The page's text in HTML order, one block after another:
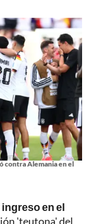
contra Alemania en el
en el
'teutona' del